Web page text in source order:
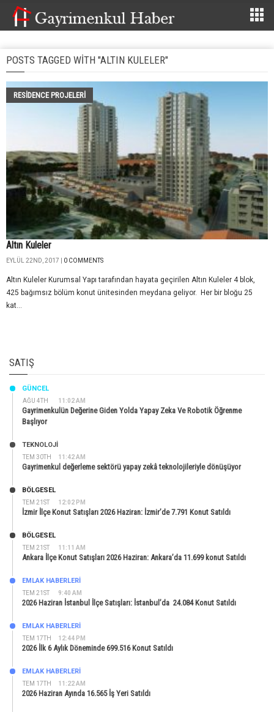
POSTS TAGGED WITH "ALTIN KULELER"
RESIDENCE PROJELERI
Altın Kuleler
EYLÜL 22ND, 2017 | 0 COMMENTS
Altın Kuleler Kurumsal Yapı tarafından hayata geçirilen Altın Kuleler 4 blok,
425 bağımsız bölüm konut ünitesinden meydana geliyor. Her bir bloğu 25
kat...
SATIŞ
AĞU 4TH 11:02 AM
GÜNCEL
Gayrimenkulün Değerine Giden Yolda Yapay Zeka Ve Robotik Öğrenme
Başlıyor
TEM 30TH 11:42 AM
TEKNOLOJİ
Gayrimenkul değerleme sektörü yapay zekâ teknolojileriyle dönüşüyor
TEM 21ST 12:02 PM
BÖLGESEL
İzmir İlçe Konut Satışları 2026 Haziran: İzmir’de 7.791 Konut Satıldı
TEM 21ST 11:11 AM
BÖLGESEL
Ankara İlçe Konut Satışları 2026 Haziran: Ankara’da 11.699 konut Satıldı
TEM 21ST 9:40 AM
EMLAK HABERLERI
2026 Haziran İstanbul İlçe Satışları: İstanbul’da 24.084 Konut Satıldı
TEM 17TH 12:44 PM
EMLAK HABERLERI
2026 İlk 6 Aylık Döneminde 699.516 Konut Satıldı
TEM 17TH 11:22 AM
EMLAK HABERLERI
2026 Haziran Ayında 16.565 İş Yeri Satıldı